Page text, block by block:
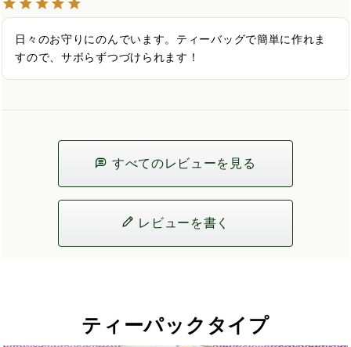
日々のお守りにのんでいます。ティーバッグで簡単に作れま
すので、サボらずつづけられます！
すべてのレビューを見る
レビューを書く
ティーパックタイプ